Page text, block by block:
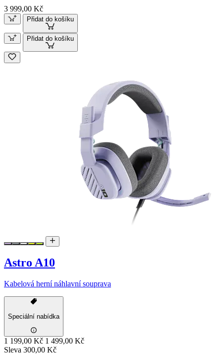
3 999,00 Kč
Přidat do košíku
Přidat do košíku
Astro A10
Kabelová herní náhlavní souprava
Speciální nabídka
1 199,00 Kč 1 499,00 Kč
Sleva 300,00 Kč